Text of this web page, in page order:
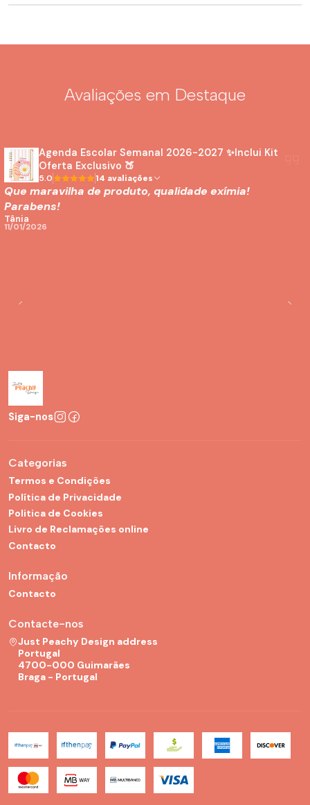
Avaliações em Destaque
Agenda Escolar Semanal 2026-2027 ✨Inclui Kit
Oferta Exclusivo 🍑
5.0 14 avaliações
Que maravilha de produto, qualidade exímia!
Parabens!
Tânia
11/01/2026
Siga-nos
Categorias
Termos e Condições
Política de Privacidade
Politica de Cookies
Livro de Reclamações online
Contacto
Informação
Contacto
Contacte-nos
Just Peachy Design address
Portugal
4700-000 Guimarães
Braga - Portugal